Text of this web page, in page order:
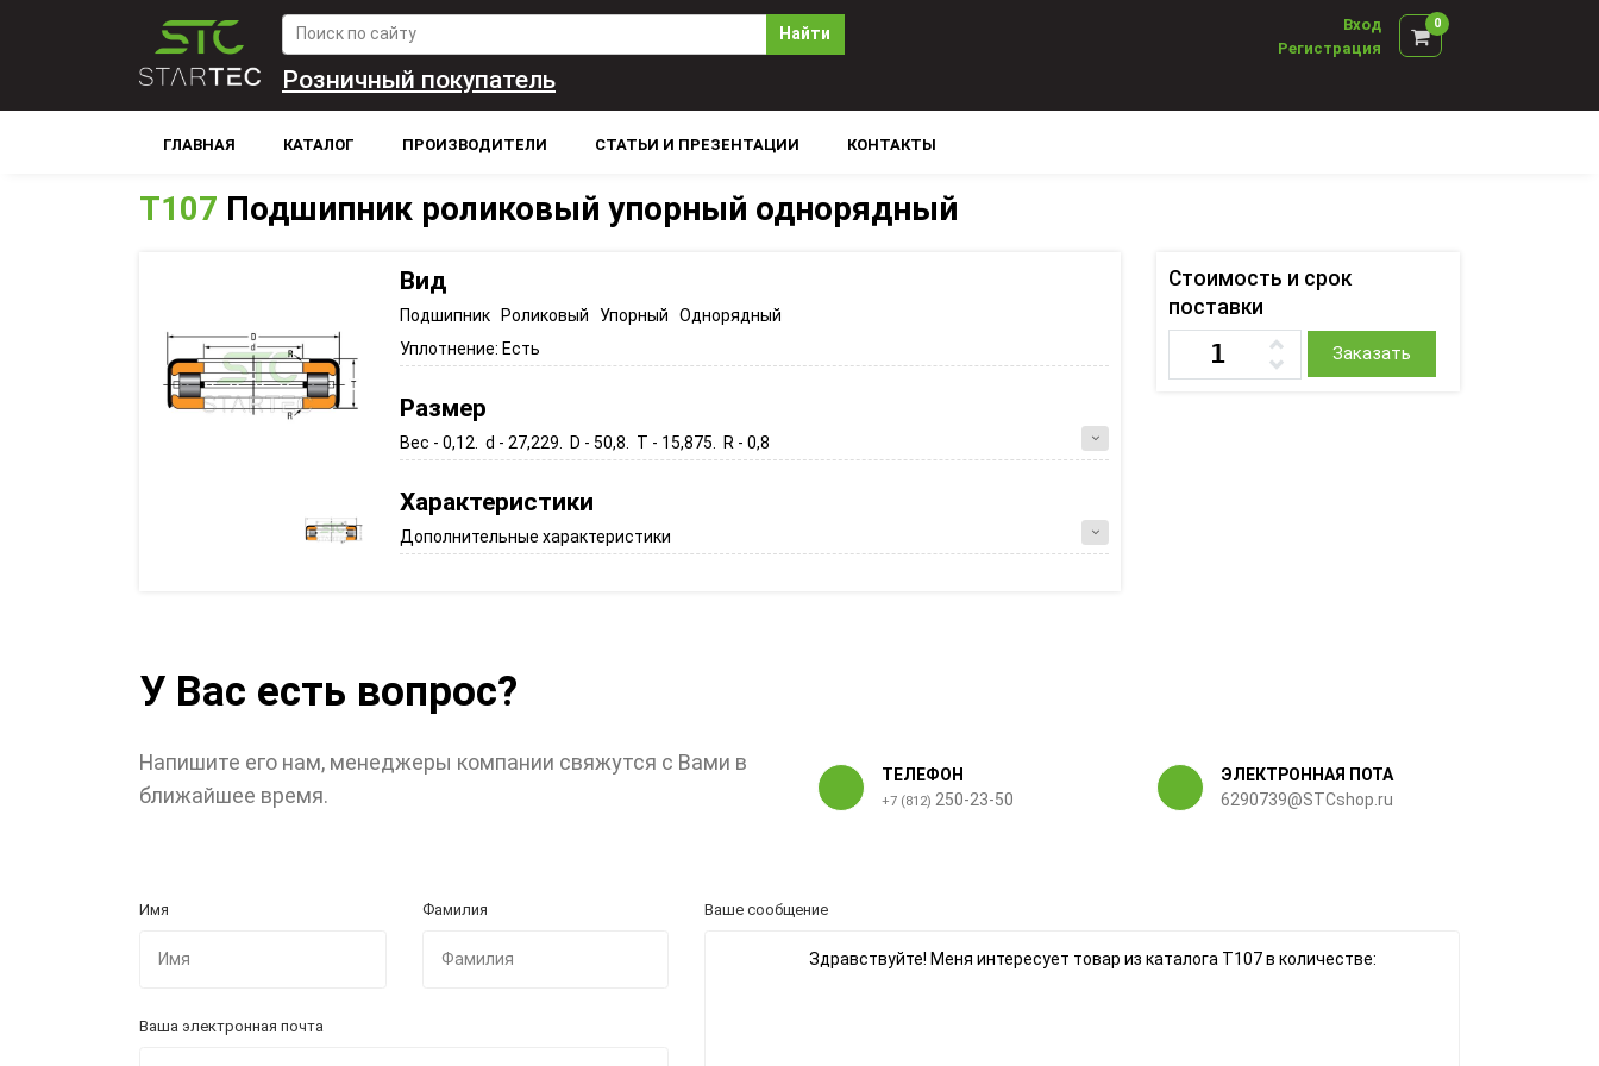
Найти
Вход
Регистрация
0
Розничный покупатель
ГЛАВНАЯ КАТАЛОГ ПРОИЗВОДИТЕЛИ СТАТЬИ И ПРЕЗЕНТАЦИИ КОНТАКТЫ
T107 Подшипник роликовый упорный однорядный
Вид
Подшипник Роликовый Упорный Однорядный
Уплотнение: Есть
Размер
Вес - 0,12. d - 27,229. D - 50,8. T - 15,875. R - 0,8
Характеристики
Дополнительные характеристики
Стоимость и срок
поставки
Заказать
У Вас есть вопрос?
Напишите его нам, менеджеры компании свяжутся с Вами в
ближайшее время.
ТЕЛЕФОН
+7 (812) 250-23-50
ЭЛЕКТРОННАЯ ПОТА
6290739@STCshop.ru
Имя Фамилия
Ваша электронная почта
Ваше сообщение